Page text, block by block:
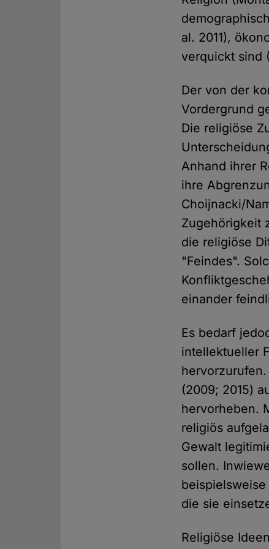
al. 2011),
verquickt sind
Der von der
Vordergrund
Die religiöse
Anhand ihrer
ihre
Choijnacki/
Zugehörigkeit
die religiöse
"Feindes".
einander
Es bedarf
intellektueller
(2009; 2015)
hervorheben.
religiös
Gewalt
sollen.
die sie
Religiöse